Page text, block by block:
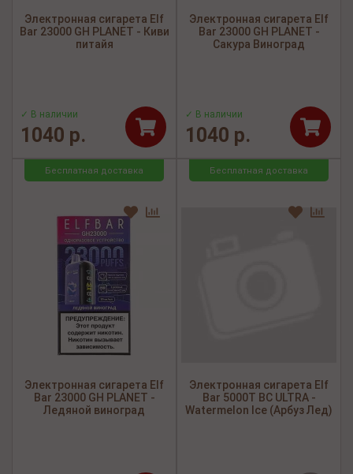
Электронная сигарета Elf
Bar 23000 GH PLANET - Киви
питайя
✓ В наличии
1040 р.
Электронная сигарета Elf
Bar 23000 GH PLANET -
Сакура Виноград
✓ В наличии
1040 р.
Бесплатная доставка
Электронная сигарета Elf
Bar 23000 GH PLANET -
Ледяной виноград
Бесплатная доставка
Электронная сигарета Elf
Bar 5000Т BC ULTRA -
Watermelon Ice (Арбуз Лед)